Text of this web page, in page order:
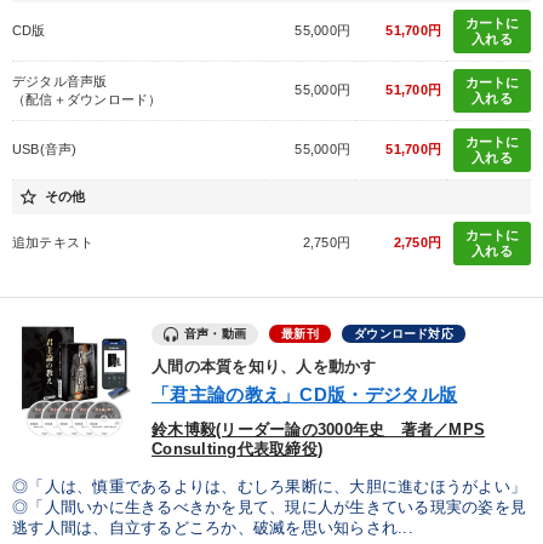
【最新刊】精神科医・和田秀樹の「老いない力」＋健康な社長と
会社をつくる厳選講話
【2月】音声・映像 社員が自律的に動き出す組織づくり
2026年夏季全国経営者セミナー収録講演ＣＤ・講演ＤＶＤ・デジ
タル版（音声／動画ストリーミング・ダウンロード）
目的別
財務・数字力の向上 業績を伸ばしたい
財務・数字力の向上 発想力を磨きたい
後継者に聞かせたい 新事業・新商品づくり
CD版 55,000円 51,700円
カートに
入れる
デジタル音声版
（配信＋ダウンロード）
55,000円 51,700円
カートに
入れる
USB(音声) 55,000円 51,700円
カートに
入れる
star_border その他
追加テキスト 2,750円 2,750円
カートに
入れる
音声・動画 最新刊 ダウンロード対応
人間の本質を知り、人を動かす
「君主論の教え」CD版・デジタル版
鈴木博毅(リーダー論の3000年史 著者／MPS
Consulting代表取締役)
◎「人は、慎重であるよりは、むしろ果断に、大胆に進むほうがよい」
◎「人間いかに生きるべきかを見て、現に人が生きている現実の姿を見
逃す人間は、自立するどころか、破滅を思い知らされ...